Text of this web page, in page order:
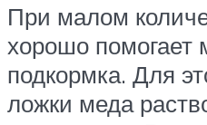
При малом
хорошо помогает
подкормка. Для
ложки меда